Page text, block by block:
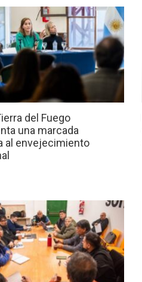
del Fuego
una marcada
al envejecimiento